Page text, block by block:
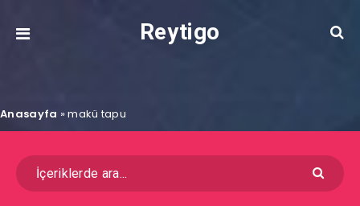
Reytigo
Anasayfa »makü tapu